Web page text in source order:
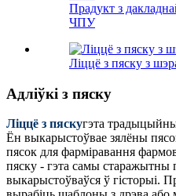
Прадукт з
ЧПУ
Ліццё з пяску з
Адліўкі з пяску
Ліццё з пяскугэта
Ён выкарыстоўвае зялёны
пясок для фарміравання
пяску - гэта самы старажытны
выкарыстоўваўся ў гісторыі.